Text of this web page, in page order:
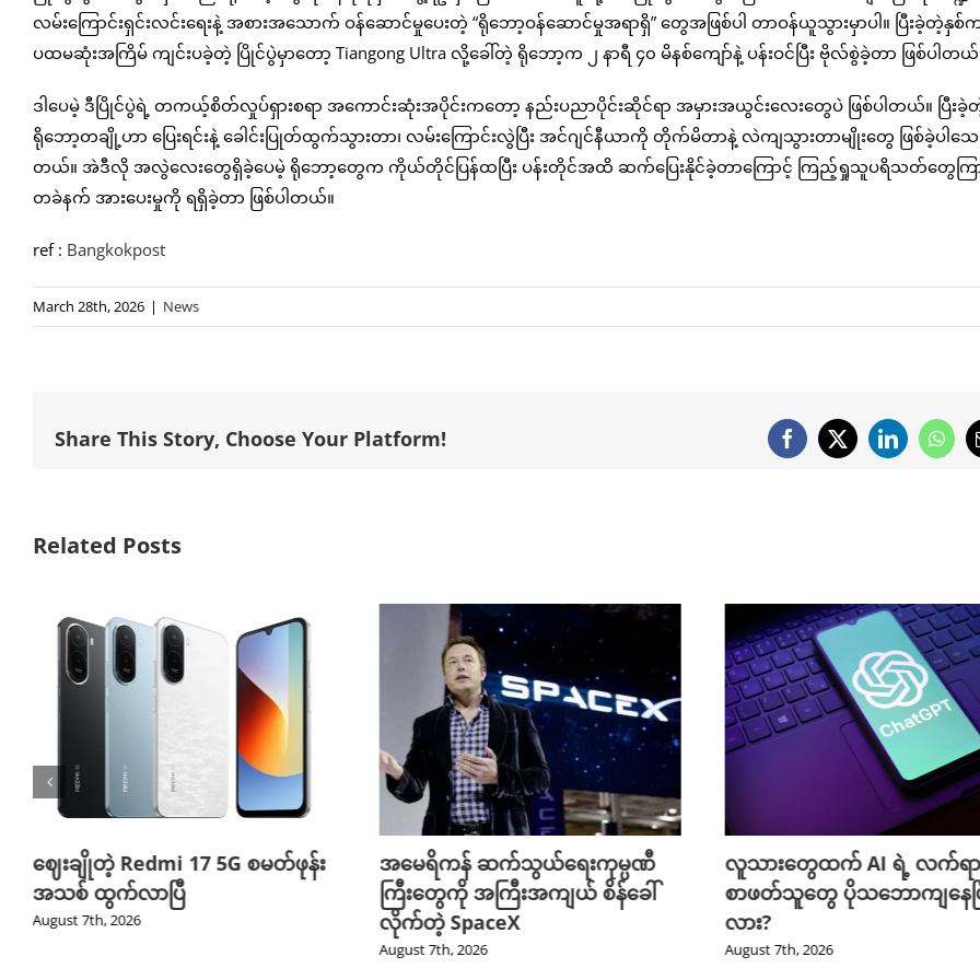
လမ်းကြောင်းရှင်းလင်းရေးနဲ့ အစားအသောက် ဝန်ဆောင်မှုပေးတဲ့ “ရိုဘော့ဝန်ဆောင်မှုအရာရှိ” တွေအဖြစ်ပါ တာဝန်ယူသွားမှာပါ။ ပြီးခဲ့တဲ့နှစ်
ပထမဆုံးအကြိမ် ကျင်းပခဲ့တဲ့ ပြိုင်ပွဲမှာတော့ Tiangong Ultra လို့ခေါ်တဲ့ ရိုဘော့က ၂ နာရီ ၄၀ မိနစ်ကျော်နဲ့ ပန်းဝင်ပြီး ဗိုလ်စွဲခဲ့တာ ဖြစ်ပါတယ်
ဒါပေမဲ့ ဒီပြိုင်ပွဲရဲ့ တကယ့်စိတ်လှုပ်ရှားစရာ အကောင်းဆုံးအပိုင်းကတော့ နည်းပညာပိုင်းဆိုင်ရာ အမှားအယွင်းလေးတွေပဲ ဖြစ်ပါတယ်။ ပြီး
ရိုဘော့တချို့ဟာ ပြေးရင်းနဲ့ ခေါင်းပြုတ်ထွက်သွားတာ၊ လမ်းကြောင်းလွဲပြီး အင်ဂျင်နီယာကို တိုက်မိတာနဲ့ လဲကျသွားတာမျိုးတွေ ဖြစ်ခဲ့ပါသေ
တယ်။ အဲဒီလို အလွဲလေးတွေရှိခဲ့ပေမဲ့ ရိုဘော့တွေက ကိုယ်တိုင်ပြန်ထပြီး ပန်းတိုင်အထိ ဆက်ပြေးနိုင်ခဲ့တာကြောင့် ကြည့်ရှုသူပရိသတ်တွေကြာ
တခဲနက် အားပေးမှုကို ရရှိခဲ့တာ ဖြစ်ပါတယ်။
ref : Bangkokpost
March 28th, 2026 | News
Share This Story, Choose Your Platform! Facebook
X LinkedIn
Related Posts
ဈေးချိုတဲ့ Redmi 17 5G စမတ်ဖုန်း
အသစ် ထွက်လာပြီ
August 7th, 2026
အမေရိကန် ဆက်သွယ်ရေးကုမ္ပဏီ
ကြီးတွေကို အကြီးအကျယ် စိန်ခေါ်
လိုက်တဲ့ SpaceX
August 7th, 2026
လူသားတွေထက် AI ရဲ့ လက်ရ
စာဖတ်သူတွေ ပိုသဘောကျနေပ
လား?
August 7th, 2026